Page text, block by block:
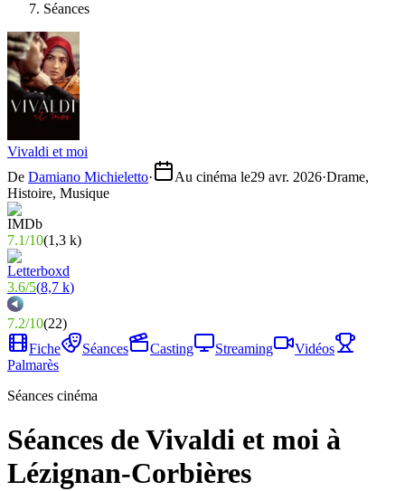
Séances
Vivaldi et moi
De Damiano Michieletto· Au cinéma le29 avr. 2026·Drame,
Histoire, Musique
7.1/10(1,3 k)
3.6/5(8,7 k)
7.2/10(22)
Fiche
Séances Casting Streaming
Vidéos
Palmarès
Séances cinéma
Séances de Vivaldi et moi à
Lézignan-Corbières